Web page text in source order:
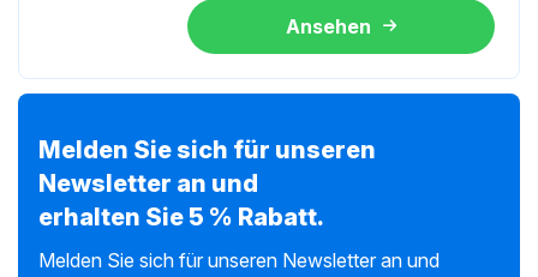
Ansehen
Melden Sie sich für unseren
Newsletter an und
erhalten Sie 5 % Rabatt.
Melden Sie sich für unseren Newsletter an und